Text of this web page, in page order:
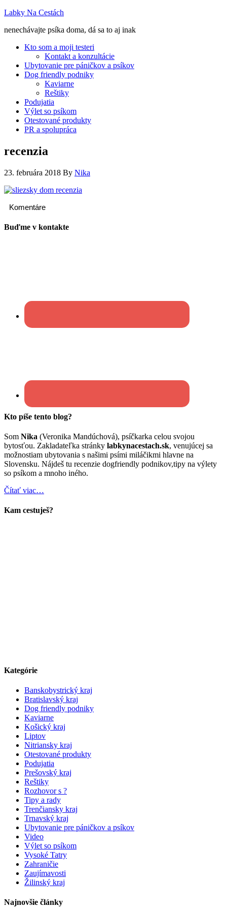
Labky Na Cestách
nenechávajte psíka doma, dá sa to aj inak
Kto som a moji testeri
Kontakt a konzultácie
Ubytovanie pre páničkov a psíkov
Dog friendly podniky
Kaviarne
Reštiky
Podujatia
Výlet so psíkom
Otestované produkty
PR a spolupráca
recenzia
23. februára 2018 By Nika
Komentáre
Buďme v kontakte
Kto píše tento blog?
Som Nika (Veronika Mandúchová), psíčkarka celou svojou
bytosťou. Zakladateľka stránky labkynacestach.sk, venujúcej sa
možnostiam ubytovania s našimi psími miláčikmi hlavne na
Slovensku. Nájdeš tu recenzie dogfriendly podnikov,tipy na výlety
so psíkom a mnoho iného.
Čítať viac…
Kam cestuješ?
Kategórie
Banskobystrický kraj
Bratislavský kraj
Dog friendly podniky
Kaviarne
Košický kraj
Liptov
Nitriansky kraj
Otestované produkty
Podujatia
Prešovský kraj
Reštiky
Rozhovor s ?
Tipy a rady
Trenčiansky kraj
Trnavský kraj
Ubytovanie pre páničkov a psíkov
Video
Výlet so psíkom
Vysoké Tatry
Zahraničie
Zaujímavosti
Žilinský kraj
Najnovšie články